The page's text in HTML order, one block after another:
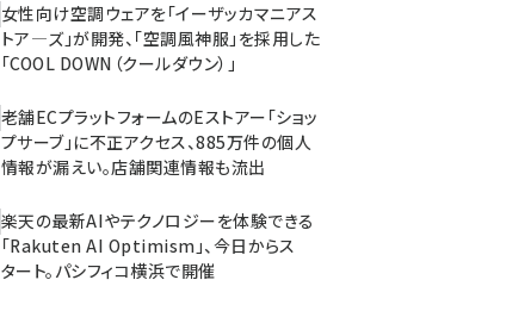
女性向け空調ウェアを「イーザッカマニアス
トア―ズ」が開発、「空調風神服」を採用した
「COOL DOWN（クールダウン）」
老舗ECプラットフォームのEストアー「ショッ
プサーブ」に不正アクセス、885万件の個人
情報が漏えい。店舗関連情報も流出
楽天の最新AIやテクノロジーを体験できる
「Rakuten AI Optimism」、今日からス
タート。パシフィコ横浜で開催